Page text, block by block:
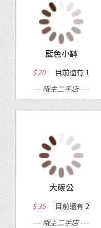
藍色小缽
$ 20 目前還有 1
---哦主二手店---
大碗公
$ 35 目前還有 2
---哦主二手店---